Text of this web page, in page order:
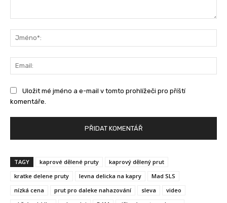
Uložit mé jméno a e-mail v tomto prohlížeči pro příští
komentáře.
TAGY kaprové dělené pruty
kaprový dělený prut
kratke delene pruty
levna delicka na kapry
Mad SLS
nízká cena
prut pro daleke nahazování sleva
video